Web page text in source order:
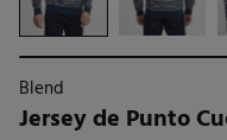
Blend
Jersey de Punto